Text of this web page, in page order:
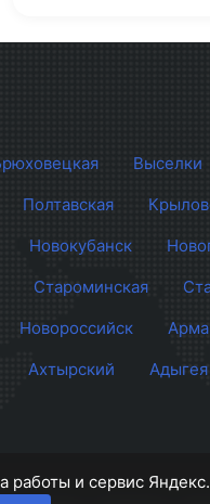
Выселки
Полтавская
Новокубанск
Староминская
Новороссийск
Ахтырский Адыгея
работы и сервис